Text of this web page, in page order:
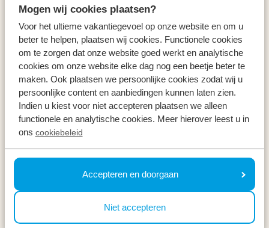
Mogen wij cookies plaatsen?
Voor het ultieme vakantiegevoel op onze website en om u
beter te helpen, plaatsen wij cookies. Functionele cookies
om te zorgen dat onze website goed werkt en analytische
cookies om onze website elke dag nog een beetje beter te
maken. Ook plaatsen we persoonlijke cookies zodat wij u
persoonlijke content en aanbiedingen kunnen laten zien.
Indien u kiest voor niet accepteren plaatsen we alleen
functionele en analytische cookies. Meer hierover leest u in
ons cookiebeleid
Accepteren en doorgaan
Niet accepteren
Specials
Urlaub
Im Urlaub
Newsletter
Erhalte, genau wie 100.000 andere, Inspirationen für
die schönsten Regionen, die besten
Wochenendausflüge und die besten Preise ⤵
Ihre E-Mail Adresse *